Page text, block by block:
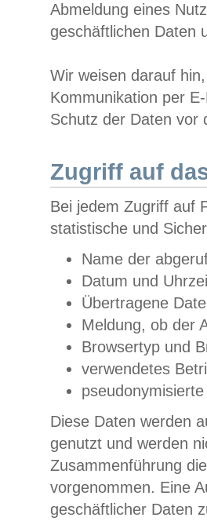
Abmeldung eines
geschäftlichen Daten
Wir weisen darauf
Kommunikation per
Schutz der Daten vor
Zugriff auf
Bei jedem Zugriff auf
statistische und
Name der
Datum und
Übertragene
Meldung, ob der
Browsertyp und
verwendetes
Diese Daten werden
genutzt und werden
Zusammenführung
vorgenommen. Eine
geschäftlicher Daten